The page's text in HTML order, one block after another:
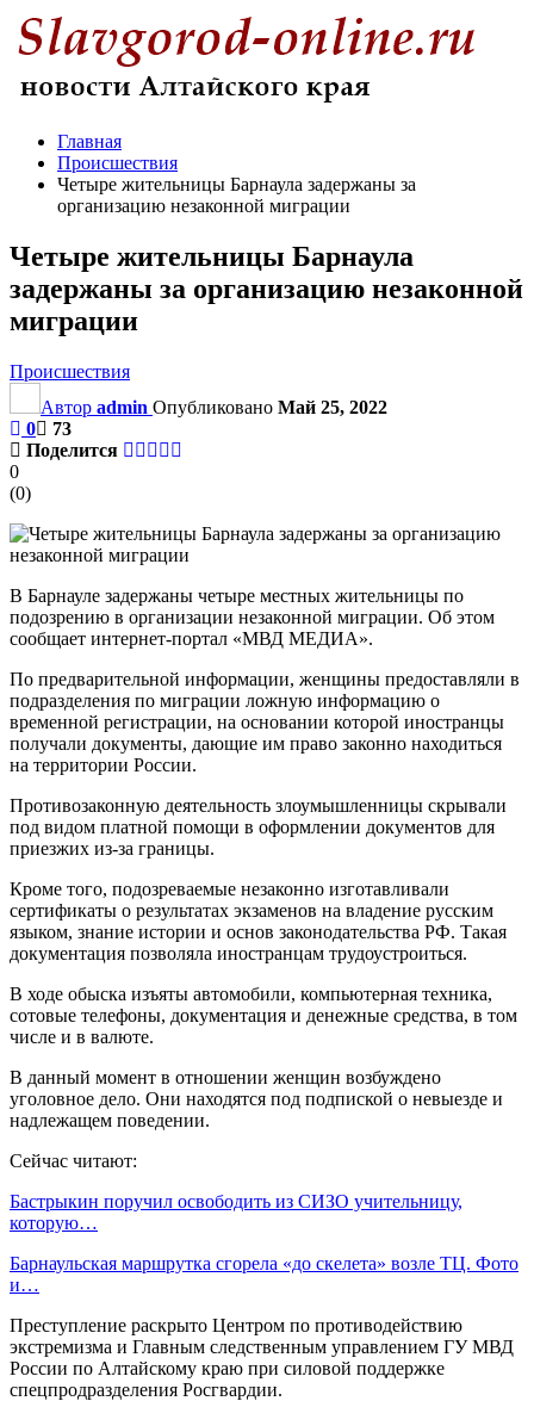
Главная
Происшествия
Четыре жительницы Барнаула задержаны за
организацию незаконной миграции
Четыре жительницы Барнаула
задержаны за организацию незаконной
миграции
Происшествия
Автор admin Опубликовано Май 25, 2022
0
73
Поделится
0
(0)
В Барнауле задержаны четыре местных жительницы по
подозрению в организации незаконной миграции. Об этом
сообщает интернет-портал «МВД МЕДИА».
По предварительной информации, женщины предоставляли в
подразделения по миграции ложную информацию о
временной регистрации, на основании которой иностранцы
получали документы, дающие им право законно находиться
на территории России.
Противозаконную деятельность злоумышленницы скрывали
под видом платной помощи в оформлении документов для
приезжих из-за границы.
Кроме того, подозреваемые незаконно изготавливали
сертификаты о результатах экзаменов на владение русским
языком, знание истории и основ законодательства РФ. Такая
документация позволяла иностранцам трудоустроиться.
В ходе обыска изъяты автомобили, компьютерная техника,
сотовые телефоны, документация и денежные средства, в том
числе и в валюте.
В данный момент в отношении женщин возбуждено
уголовное дело. Они находятся под подпиской о невыезде и
надлежащем поведении.
Сейчас читают:
Бастрыкин поручил освободить из СИЗО учительницу,
которую…
Барнаульская маршрутка сгорела «до скелета» возле ТЦ. Фото
и…
Преступление раскрыто Центром по противодействию
экстремизма и Главным следственным управлением ГУ МВД
России по Алтайскому краю при силовой поддержке
спецпродразделения Росгвардии.